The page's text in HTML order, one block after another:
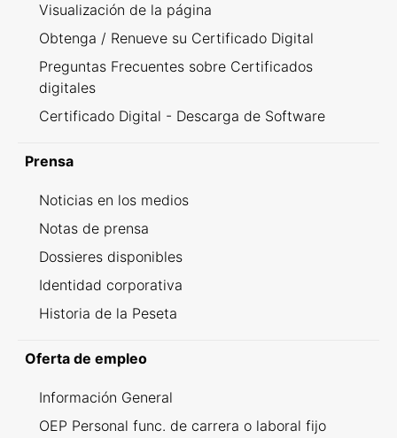
Visualización de la página
Obtenga / Renueve su Certificado Digital
Preguntas Frecuentes sobre Certificados
digitales
Certificado Digital - Descarga de Software
Prensa
Noticias en los medios
Notas de prensa
Dossieres disponibles
Identidad corporativa
Historia de la Peseta
Oferta de empleo
Información General
OEP Personal func. de carrera o laboral fijo